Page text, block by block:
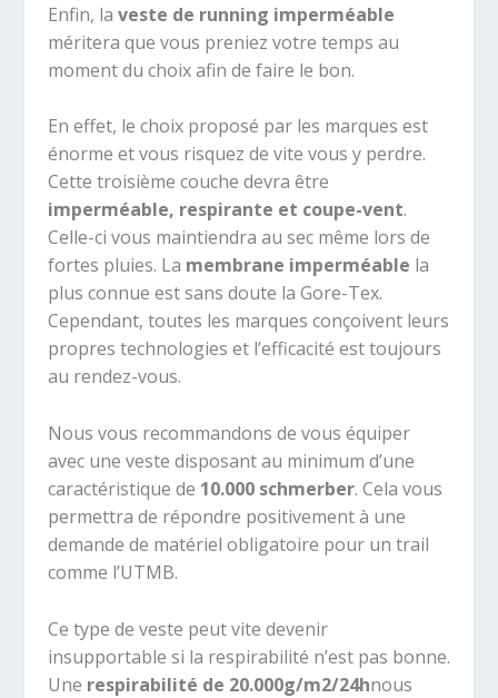
Enfin, la veste de running imperméable
méritera que vous preniez votre temps au
moment du choix afin de faire le bon.
En effet, le choix proposé par les marques est
énorme et vous risquez de vite vous y perdre.
Cette troisième couche devra être
imperméable, respirante et coupe-vent.
Celle-ci vous maintiendra au sec même lors de
fortes pluies. La membrane imperméable la
plus connue est sans doute la Gore-Tex.
Cependant, toutes les marques conçoivent leurs
propres technologies et l’efficacité est toujours
au rendez-vous.
Nous vous recommandons de vous équiper
avec une veste disposant au minimum d’une
caractéristique de 10.000 schmerber. Cela vous
permettra de répondre positivement à une
demande de matériel obligatoire pour un trail
comme l’UTMB.
Ce type de veste peut vite devenir
insupportable si la respirabilité n’est pas bonne.
Une respirabilité de 20.000g/m2/24hnous